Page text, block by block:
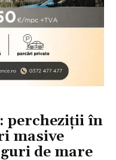
percheziții în
masive
de mare